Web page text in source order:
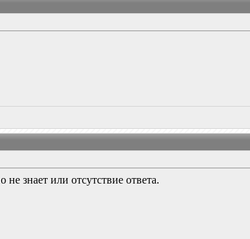
знает или отсутствие ответа.